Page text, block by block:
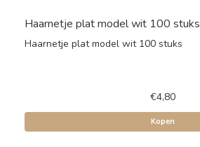
Haarnetje plat model wit 100 stuks
Haarnetje plat model wit 100 stuks
€4,80
Kopen